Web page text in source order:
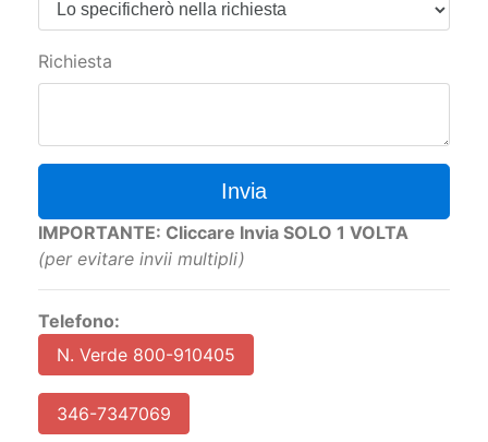
IMPORTANTE: Cliccare Invia SOLO 1 VOLTA
(per evitare invii multipli)
N. Verde 800-910405
346-7347069